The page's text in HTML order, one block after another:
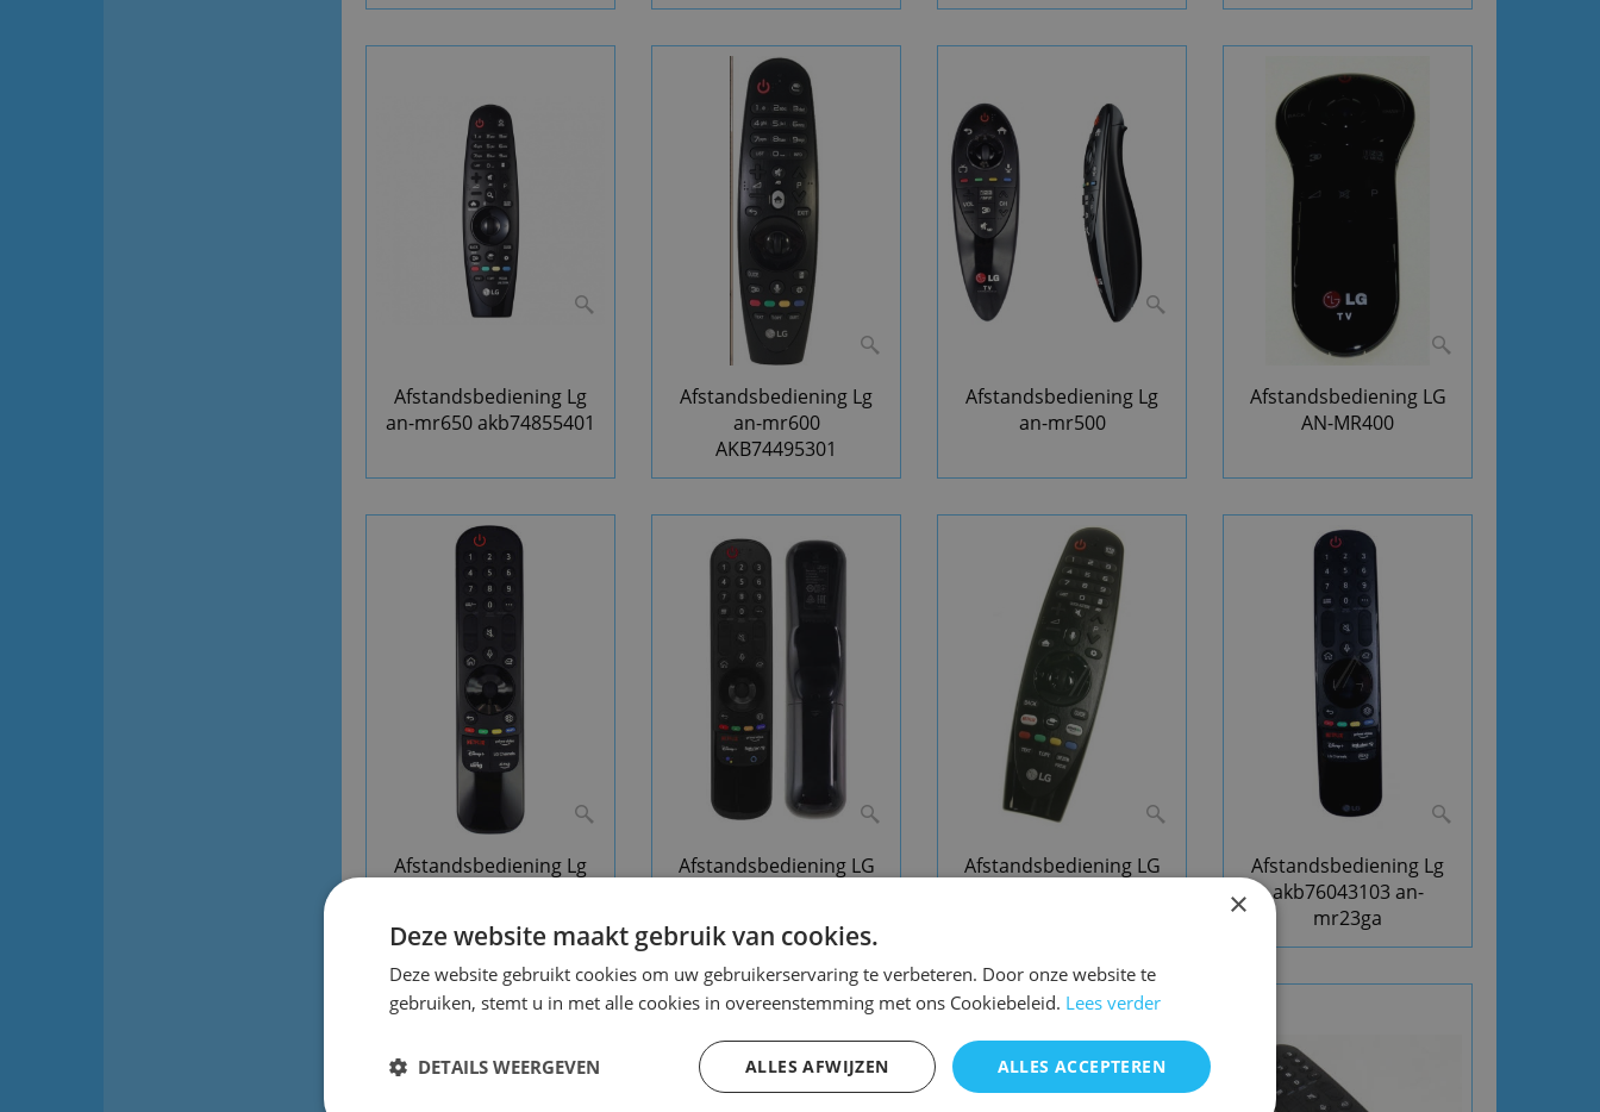
Afstandsbediening Lg
an-mr650 akb74855401
Afstandsbediening Lg
an-mr600
AKB74495301
Afstandsbediening Lg
an-mr500
Afstandsbediening LG
AN-MR400
Afstandsbediening Lg
Afstandsbediening LG
Afstandsbediening LG
Afstandsbediening Lg
akb76043103 an-
mr23ga
×
Deze website maakt gebruik van cookies.
Deze website gebruikt cookies om uw gebruikerservaring te verbeteren. Door onze website te
gebruiken, stemt u in met alle cookies in overeenstemming met ons Cookiebeleid. Lees verder
ALLES ACCEPTEREN
ALLES AFWIJZEN
DETAILS WEERGEVEN